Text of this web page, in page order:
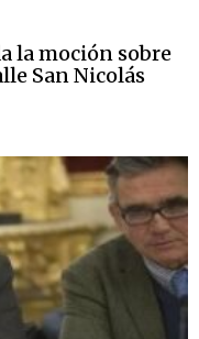
la moción sobre
San Nicolás